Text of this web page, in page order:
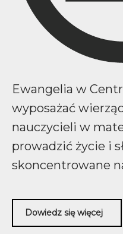
Ewangelia w
wyposażać
nauczycieli w
prowadzić życie i
skoncentrowane
Dowiedz się więcej